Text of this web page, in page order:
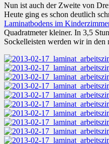
Nun ist auch der Zweite von
Heute ging es schon deutlich
Laminatbodens im
Quadratmeter kleiner. In 3,5
Sockelleisten werden wir in den